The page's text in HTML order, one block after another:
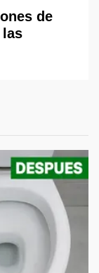
de
las